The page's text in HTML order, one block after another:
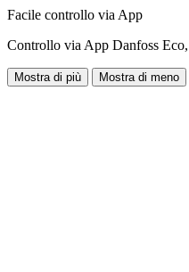
Facile controllo via App
Controllo via App Danfoss Eco,
Mostra di più Mostra di meno